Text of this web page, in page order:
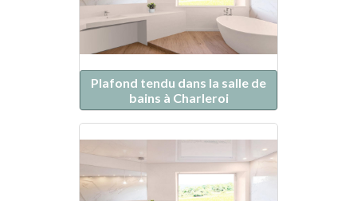
Plafond tendu dans la salle de
bains à Charleroi